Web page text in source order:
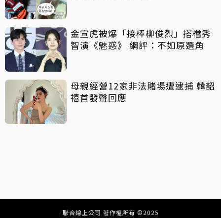
金宣虎被爆「接棒柳俊烈」搭檔秀
智演《魅惑》 網評：不如原選角
母親經營12家非法賭場遭逮捕 韓韶
禧首發聲回應
聯合線上公司 著作權所有 ©2025